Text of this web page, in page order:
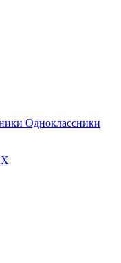
Одноклассники